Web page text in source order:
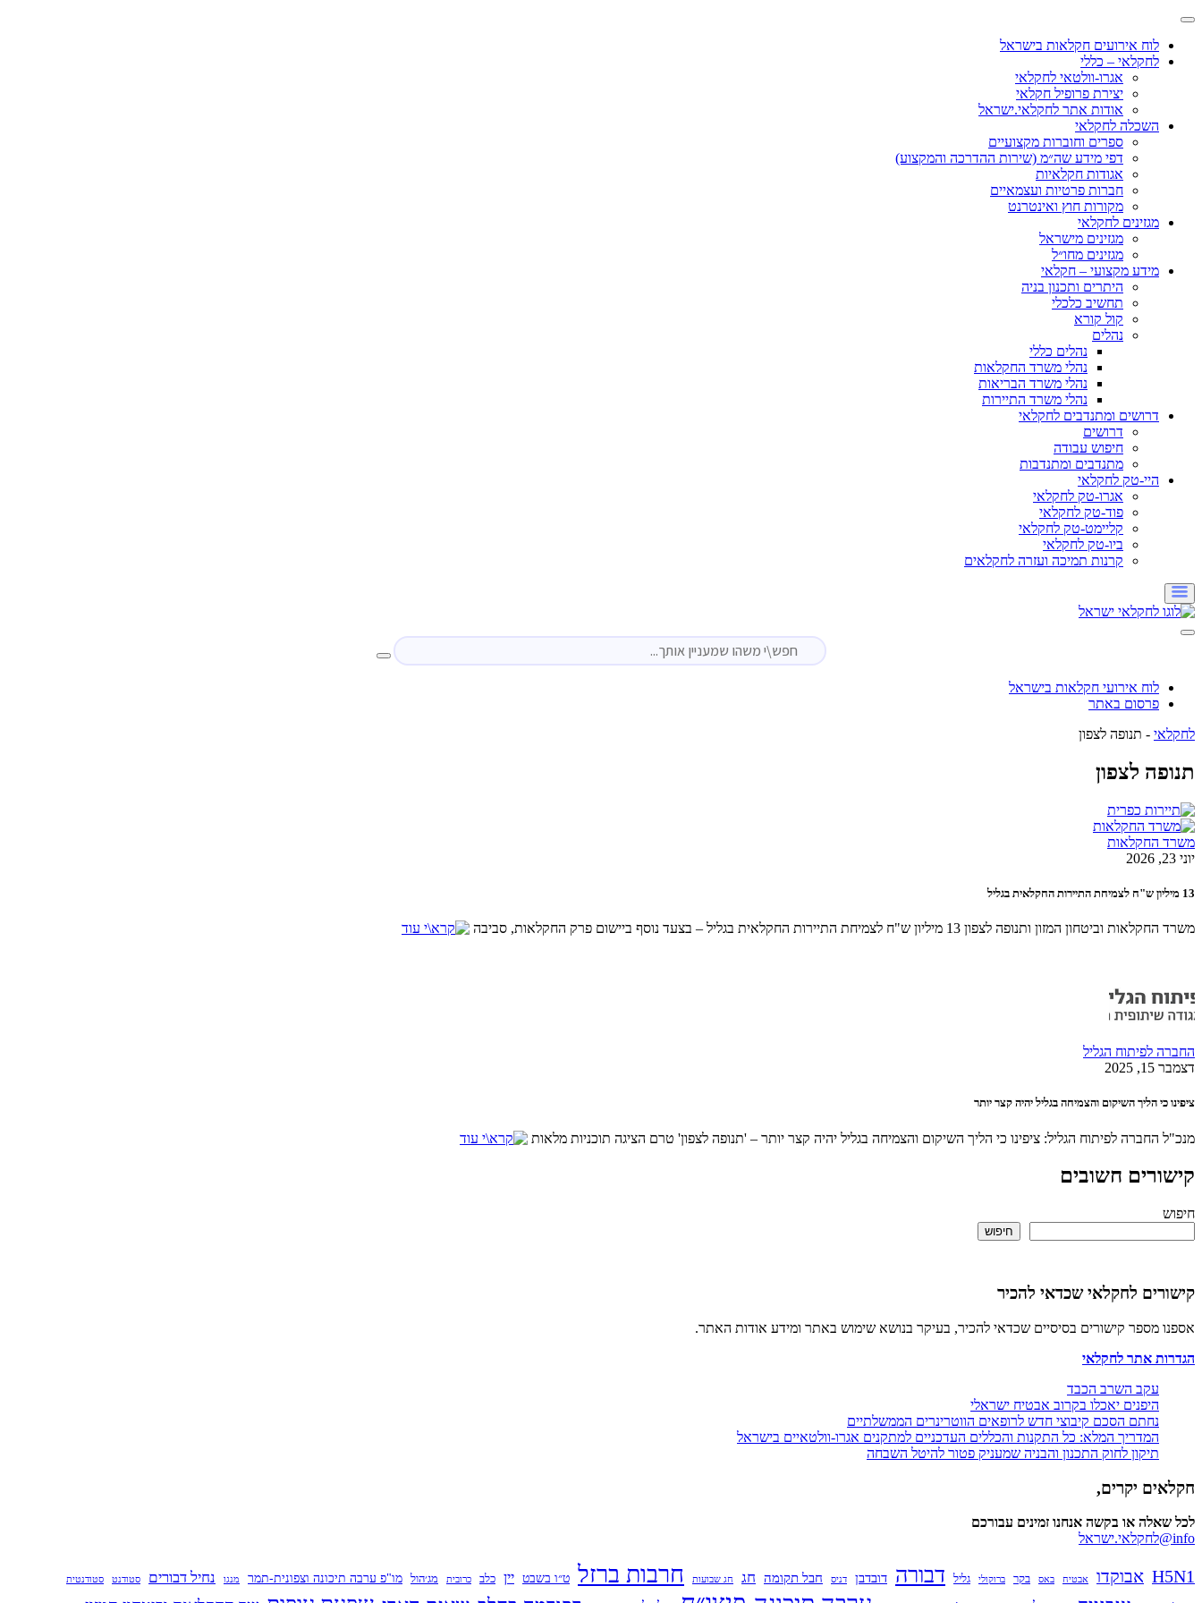
לוח אירועים חקלאות בישראל
לחקלאי – כללי
אגרו-וולטאי לחקלאי
יצירת פרופיל חקלאי
אודות אתר לחקלאי.ישראל
השכלה לחקלאי
ספרים וחוברות מקצועיים
דפי מידע שה״מ (שירות ההדרכה והמקצוע)
אגודות חקלאיות
חברות פרטיות ועצמאיים
מקורות חוץ ואינטרנט
מגזינים לחקלאי
מגזינים מישראל
מגזינים מחו״ל
מידע מקצועי – חקלאי
היתרים ותכנון בניה
תחשיב כלכלי
קול קורא
נהלים
נהלים כללי
נהלי משרד החקלאות
נהלי משרד הבריאות
נהלי משרד התיירות
דרושים ומתנדבים לחקלאי
דרושים
חיפוש עבודה
מתנדבים ומתנדבות
היי-טק לחקלאי
אגרו-טק לחקלאי
פוד-טק לחקלאי
קליימט-טק לחקלאי
ביו-טק לחקלאי
קרנות תמיכה ועזרה לחקלאים
לוח אירועי חקלאות בישראל
פרסום באתר
לחקלאי - תנופה לצפון
תנופה לצפון
משרד החקלאות
יוני 23, 2026
13 מיליון ש"ח לצמיחת התיירות החקלאית בגליל
משרד החקלאות וביטחון המזון ותנופה לצפון 13 מיליון ש"ח לצמיחת התיירות החקלאית בגליל – בצעד נוסף ביישום פרק החקלאות, סביבה
החברה לפיתוח הגליל
דצמבר 15, 2025
ציפינו כי הליך השיקום והצמיחה בגליל יהיה קצר יותר
מנכ"ל החברה לפיתוח הגליל: ציפינו כי הליך השיקום והצמיחה בגליל יהיה קצר יותר – 'תנופה לצפון' טרם הציגה תוכניות מלאות
קישורים חשובים
חיפוש
חיפוש
קישורים לחקלאי שכדאי להכיר
אספנו מספר קישורים בסיסיים שכדאי להכיר, בעיקר בנושא שימוש באתר ומידע אודות האתר.
הגדרות אתר לחקלאי
עקב השרב הכבד
היפנים יאכלו בקרוב אבטיח ישראלי
נחתם הסכם קיבוצי חדש לרופאים הווטרינרים הממשלתיים
המדריך המלא: כל התקנות והכללים העדכניים למתקנים אגרו-וולטאיים בישראל
תיקון לחוק התכנון והבניה שמעניק פטור להיטל השבחה
חקלאים יקרים,
לכל שאלה או בקשה אנחנו זמינים עבורכם
info@לחקלאי.ישראל‎
H5N1 אבוקדו אבטיח באס בקר ברוקולי גליל דבורה דובדבן דניס חבל תקומה חג חג שבועות חרבות ברזל ט״ו בשבט יין כלב כרובית מג׳הול מו"פ ערבה תיכונה וצפונית-תמר מנגו נחיל דבורים סטודנט סטודנטית